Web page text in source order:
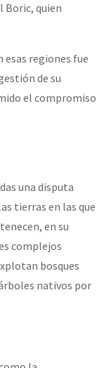
Boric, quien
esas regiones fue
de su
el compromiso
una disputa
tierras en las que
en su
complejos
bosques
nativos por